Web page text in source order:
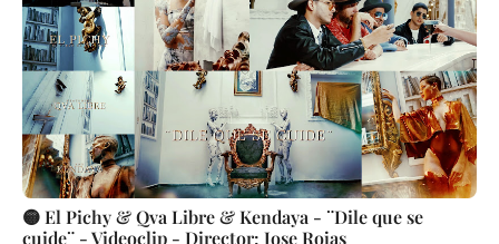
🟡 El Pichy & Qva Libre & Kendaya - ¨Dile que se
cuide¨ - Videoclip - Director: Jose Rojas